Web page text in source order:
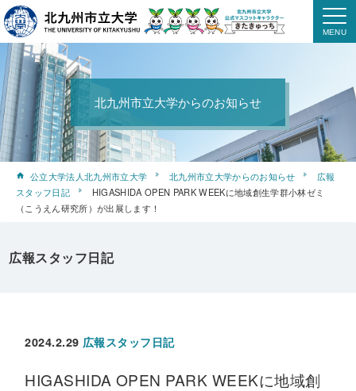
北九州市立大学からのお知らせ
公立大学法人北九州市立大学 北九州市立大学からのお知らせ
広報
スタッフ日記
HIGASHIDA OPEN PARK WEEKに地域創生学群小林ゼミ
（こうえん研究所）が出展します！
広報スタッフ日記
2024.2.29 広報スタッフ日記
HIGASHIDA OPEN PARK WEEKに地域創